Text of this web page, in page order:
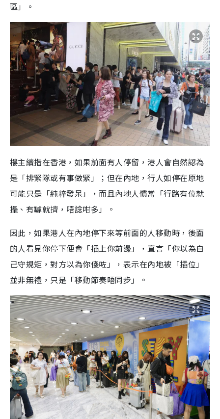
區」。
樓主續指在香港，如果前面有人停留，港人會自然認為
是「排緊隊或有事做緊」；但在內地，行人如停在原地
可能只是「純粹發呆」，而且內地人慣常「行路有位就
攝、有罅就擠，唔諗咁多」。
因此，如果港人在內地停下來等前面的人移動時，後面
的人看見你停下便會「插上你前邊」，直言「你以為自
己守規矩，對方以為你傻咗」，表示在內地被「插位」
並非無禮，只是「移動節奏唔同步」。